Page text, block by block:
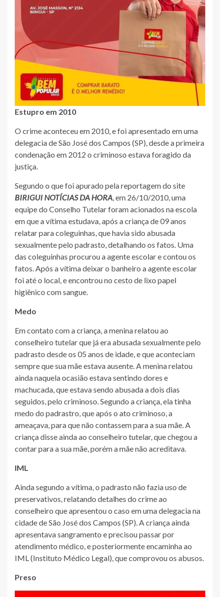
Estupro em 2010
O crime aconteceu em 2010, e foi apresentado em uma
delegacia de São José dos Campos (SP), desde a primeira
condenação em 2012 o criminoso estava foragido da
justiça.
Segundo o que foi apurado pela reportagem do site
BIRIGUI NOTÍCIAS DA HORA, em 26/10/2010, uma
equipe do Conselho Tutelar foram acionados na escola
em que a vítima estudava, após a criança de 09 anos
relatar para coleguinhas, que havia sido abusada
sexualmente pelo padrasto, detalhando os fatos. Uma
das coleguinhas procurou a agente escolar e contou os
fatos. Após a vítima deixar o banheiro a agente escolar
foi até o local, e encontrou no cesto de lixo papel
higiênico com sangue.
Medo
Em contato com a criança, a menina relatou ao
conselheiro tutelar que já era abusada sexualmente pelo
padrasto desde os 05 anos de idade, e que aconteciam
sempre que sua mãe estava ausente. A menina relatou
ainda naquela ocasião estava sentindo dores e
machucada, que estava sendo abusada a dois dias
seguidos, pelo criminoso. Segundo a criança, ela tinha
medo do padrastro, que após o ato criminoso, a
ameaçava, para que não contassem para a sua mãe. A
criança disse ainda ao conselheiro tutelar, que chegou a
contar para a sua mãe, porém a mãe não acreditava.
IML
Ainda segundo a vítima, o padrasto não fazia uso de
preservativos, relatando detalhes do crime ao
conselheiro que apresentou o caso em uma delegacia na
cidade de São José dos Campos (SP). A criança ainda
apresentava sangramento e precisou passar por
atendimento médico, e posteriormente encaminha ao
IML (Instituto Médico Legal), que comprovou os abusos.
Preso